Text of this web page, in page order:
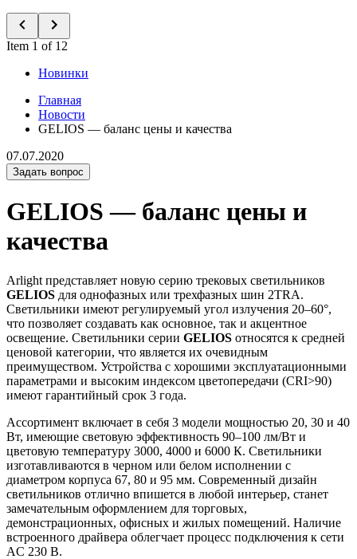
Item 1 of 12
Новинки
Главная
Новости
GELIOS — баланс цены и качества
07.07.2020
Задать вопрос
GELIOS — баланс цены и
качества
Arlight представляет новую серию трековых светильников
GELIOS для однофазных или трехфазных шин 2TRA.
Светильники имеют регулируемый угол излучения 20–60°,
что позволяет создавать как основное, так и акцентное
освещение. Светильники серии GELIOS относятся к средней
ценовой категории, что является их очевидным
преимуществом. Устройства с хорошими эксплуатационными
параметрами и высоким индексом цветопередачи (CRI>90)
имеют гарантийный срок 3 года.
Ассортимент включает в себя 3 модели мощностью 20, 30 и 40
Вт, имеющие световую эффективность 90–100 лм/Вт и
цветовую температуру 3000, 4000 и 6000 К. Светильники
изготавливаются в черном или белом исполнении с
диаметром корпуса 67, 80 и 95 мм. Современный дизайн
светильников отлично впишется в любой интерьер, станет
замечательным оформлением для торговых,
демонстрационных, офисных и жилых помещений. Наличие
встроенного драйвера облегчает процесс подключения к сети
AC 230 В.